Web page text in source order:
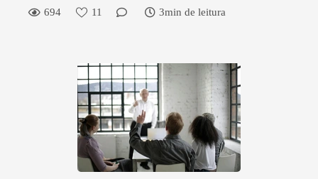
694 11 3min de leitura